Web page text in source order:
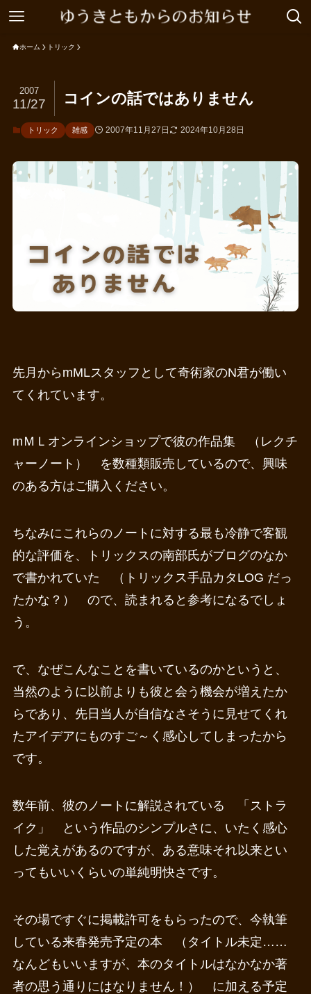
ホーム トリック
コインの話ではありません
2007
11/27
トリック 雑感 2007年11月27日 2024年10月28日
先月からmMLスタッフとして奇術家のN君が働い
てくれています。
mＭＬオンラインショップで彼の作品集 （レクチ
ャーノート） を数種類販売しているので、興味
のある方はご購入ください。
ちなみにこれらのノートに対する最も冷静で客観
的な評価を、トリックスの南部氏がブログのなか
で書かれていた （トリックス手品カタLOG だっ
たかな？） ので、読まれると参考になるでしょ
う。
で、なぜこんなことを書いているのかというと、
当然のように以前よりも彼と会う機会が増えたか
らであり、先日当人が自信なさそうに見せてくれ
たアイデアにものすご～く感心してしまったから
です。
数年前、彼のノートに解説されている 「ストラ
イク」 という作品のシンプルさに、いたく感心
した覚えがあるのですが、ある意味それ以来とい
ってもいいくらいの単純明快さです。
その場ですぐに掲載許可をもらったので、今執筆
している来春発売予定の本 （タイトル未定……
なんどもいいますが、本のタイトルはなかなか著
者の思う通りにはなりません！） に加える予定